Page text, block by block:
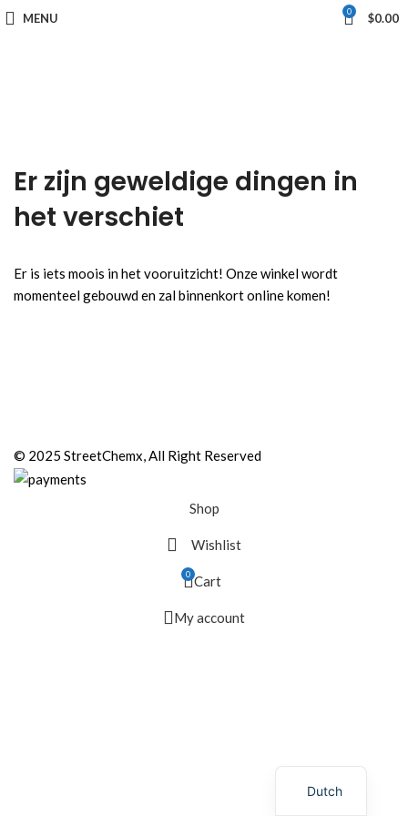
MENU 0 $0.00
Er zijn geweldige dingen in
het verschiet
Er is iets moois in het vooruitzicht! Onze winkel wordt
momenteel gebouwd en zal binnenkort online komen!
© 2025 StreetChemx, All Right Reserved
Shop
Wishlist
0 Cart
My account
Dutch